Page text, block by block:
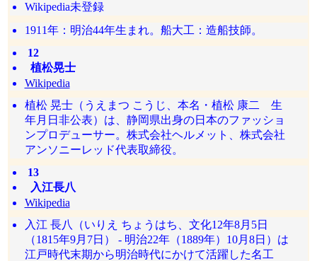
Wikipedia未登録
1911年：明治44年生まれ。船大工：造船技師。
12
植松晃士
Wikipedia
植松 晃士（うえまつ こうじ、本名・植松 康二 生
年月日非公表）は、静岡県出身の日本のファッショ
ンプロデューサー。株式会社ヘルメット、株式会社
アンソニーレッド代表取締役。
13
入江長八
Wikipedia
入江 長八（いりえ ちょうはち、文化12年8月5日
（1815年9月7日） - 明治22年（1889年）10月8日）は
江戸時代末期から明治時代にかけて活躍した名工